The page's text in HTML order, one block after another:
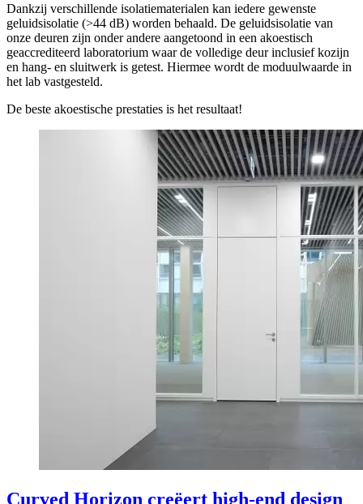
Dankzij verschillende isolatiematerialen kan iedere gewenste
geluidsisolatie (>44 dB) worden behaald. De geluidsisolatie van
onze deuren zijn onder andere aangetoond in een akoestisch
geaccrediteerd laboratorium waar de volledige deur inclusief kozijn
en hang- en sluitwerk is getest. Hiermee wordt de moduulwaarde in
het lab vastgesteld.
De beste akoestische prestaties is het resultaat!
Curved Horizon creëert high-end design